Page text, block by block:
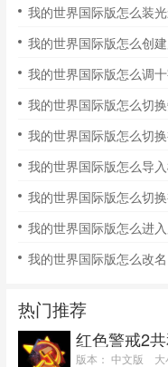
我的世界国际版怎么装
我的世界国际版怎么切
我的世界国际版怎么导
我的世界国际版怎么切
我的世界国际版怎么改
热门推荐
红色警戒2
版本： 中文版